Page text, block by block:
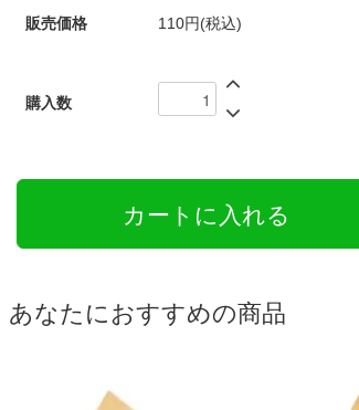
販売価格 110円(税込)
購入数
あなたにおすすめの商品